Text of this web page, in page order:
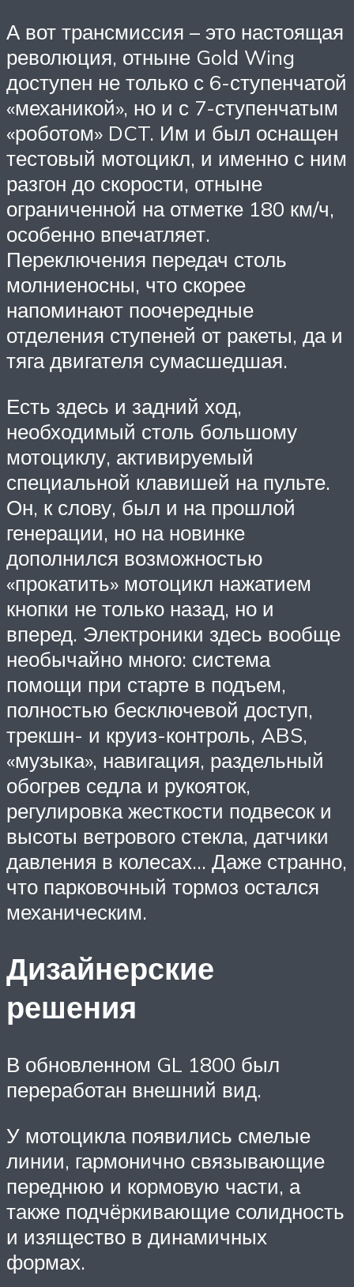
А вот трансмиссия – это настоящая
революция, отныне Gold Wing
доступен не только с 6-ступенчатой
«механикой», но и с 7-ступенчатым
«роботом» DCT. Им и был оснащен
тестовый мотоцикл, и именно с ним
разгон до скорости, отныне
ограниченной на отметке 180 км/ч,
особенно впечатляет.
Переключения передач столь
молниеносны, что скорее
напоминают поочередные
отделения ступеней от ракеты, да и
тяга двигателя сумасшедшая.
Есть здесь и задний ход,
необходимый столь большому
мотоциклу, активируемый
специальной клавишей на пульте.
Он, к слову, был и на прошлой
генерации, но на новинке
дополнился возможностью
«прокатить» мотоцикл нажатием
кнопки не только назад, но и
вперед. Электроники здесь вообще
необычайно много: система
помощи при старте в подъем,
полностью бесключевой доступ,
трекшн- и круиз-контроль, ABS,
«музыка», навигация, раздельный
обогрев седла и рукояток,
регулировка жесткости подвесок и
высоты ветрового стекла, датчики
давления в колесах… Даже странно,
что парковочный тормоз остался
механическим.
Дизайнерские
решения
В обновленном GL 1800 был
переработан внешний вид.
У мотоцикла появились смелые
линии, гармонично связывающие
переднюю и кормовую части, а
также подчёркивающие солидность
и изящество в динамичных
формах.